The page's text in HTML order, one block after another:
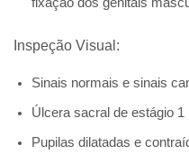
fixação dos genitais
Inspeção Visual:
Sinais normais e sinais
Úlcera sacral de estágio 1
Pupilas dilatadas e